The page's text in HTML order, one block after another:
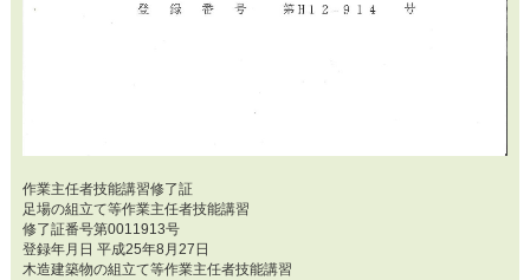
作業主任者技能講習修了証
足場の組立て等作業主任者技能講習
修了証番号第0011913号
登録年月日 平成25年8月27日
木造建築物の組立て等作業主任者技能講習